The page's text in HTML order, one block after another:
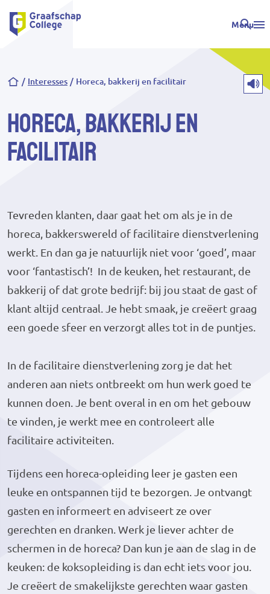
Menu
Kruimelpad
Interesses Horeca, bakkerij en facilitair
Horeca, bakkerij en
facilitair
Tevreden klanten, daar gaat het om als je in de
horeca, bakkerswereld of facilitaire dienstverlening
werkt. En dan ga je natuurlijk niet voor ‘goed’, maar
voor ‘fantastisch’! In de keuken, het restaurant, de
bakkerij of dat grote bedrijf: bij jou staat de gast of
klant altijd centraal. Je hebt smaak, je creëert graag
een goede sfeer en verzorgt alles tot in de puntjes.
In de facilitaire dienstverlening zorg je dat het
anderen aan niets ontbreekt om hun werk goed te
kunnen doen. Je bent overal in en om het gebouw
te vinden, je werkt mee en controleert alle
facilitaire activiteiten.
Tijdens een horeca-opleiding leer je gasten een
leuke en ontspannen tijd te bezorgen. Je ontvangt
gasten en informeert en adviseert ze over
gerechten en dranken. Werk je liever achter de
schermen in de horeca? Dan kun je aan de slag in de
keuken: de koksopleiding is dan echt iets voor jou.
Je creëert de smakelijkste gerechten waar gasten